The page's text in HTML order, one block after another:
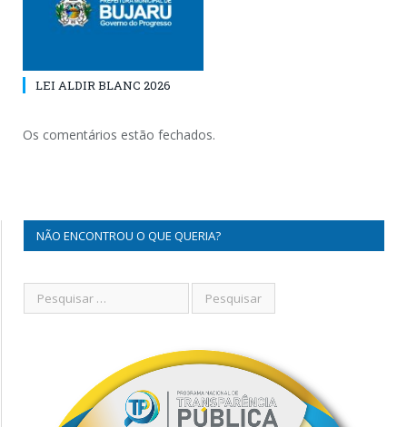
LEI ALDIR BLANC 2026
Os comentários estão fechados.
NÃO ENCONTROU O QUE QUERIA?